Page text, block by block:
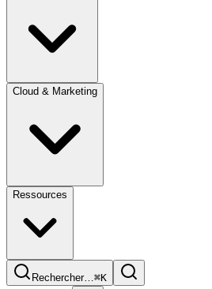
Cloud & Marketing
Ressources
Rechercher…⌘K